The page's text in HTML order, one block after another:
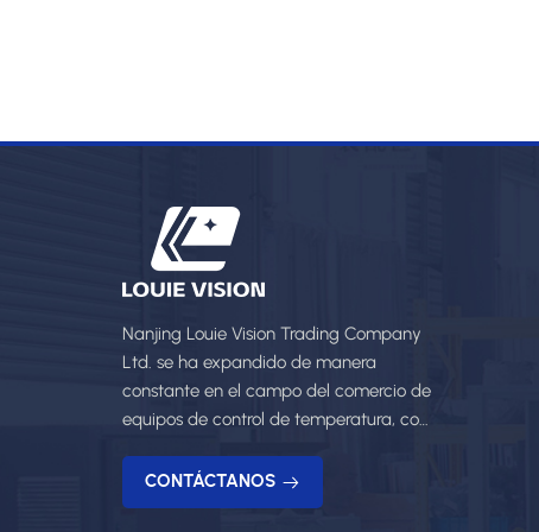
Nanjing Louie Vision Trading Company
Ltd. se ha expandido de manera
constante en el campo del comercio de
equipos de control de temperatura, con
servicios profe
CONTÁCTANOS